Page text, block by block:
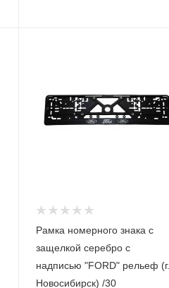
Рамка номерного знака с
защелкой серебро с
надписью "FORD" рельеф (г.
Новосибирск) /30